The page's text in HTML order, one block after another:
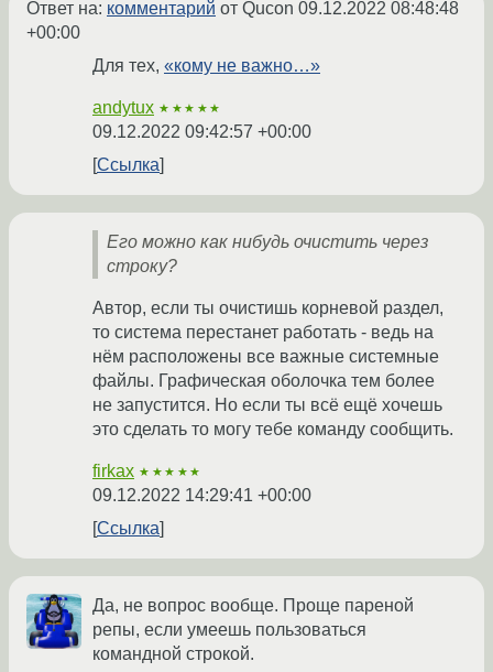
Ответ на: комментарий от Qucon 09.12.2022 08:48:48
+00:00
Для тех, «кому не важно…»
andytux ★★★★★
09.12.2022 09:42:57 +00:00
Ссылка
Его можно как нибудь очистить через
строку?
Автор, если ты очистишь корневой раздел,
то система перестанет работать - ведь на
нём расположены все важные системные
файлы. Графическая оболочка тем более
не запустится. Но если ты всё ещё хочешь
это сделать то могу тебе команду сообщить.
firkax ★★★★★
09.12.2022 14:29:41 +00:00
Ссылка
Да, не вопрос вообще. Проще пареной
репы, если умеешь пользоваться
командной строкой.